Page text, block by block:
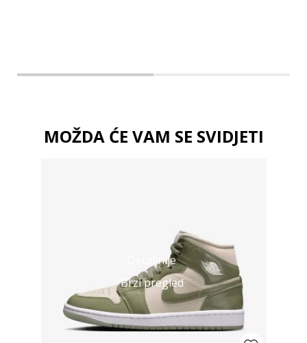
MOŽDA ĆE VAM SE SVIDJETI
Detaljnije
Brzi pregled